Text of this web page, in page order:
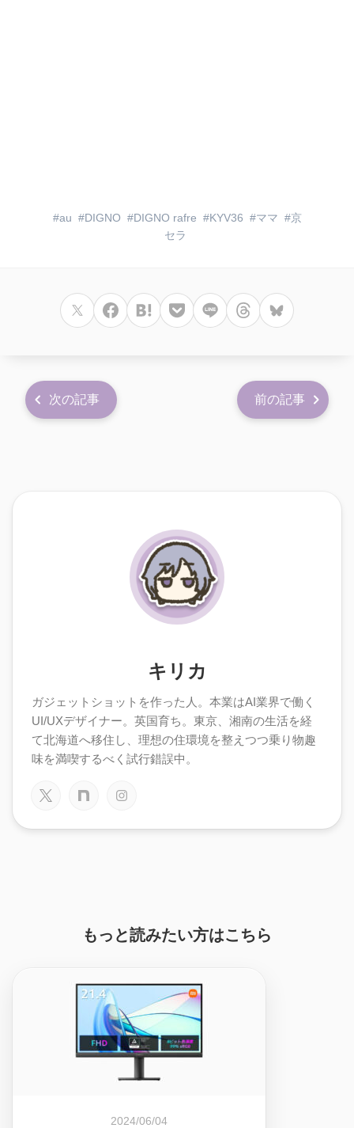
au DIGNO DIGNO rafre KYV36 ママ
京
セラ
次の記事 前の記事
キリカ
ガジェットショットを作った人。本業はAI業界で働く
UI/UXデザイナー。英国育ち。東京、湘南の生活を経
て北海道へ移住し、理想の住環境を整えつつ乗り物趣
味を満喫するべく試行錯誤中。
もっと読みたい方はこちら
2024/06/04